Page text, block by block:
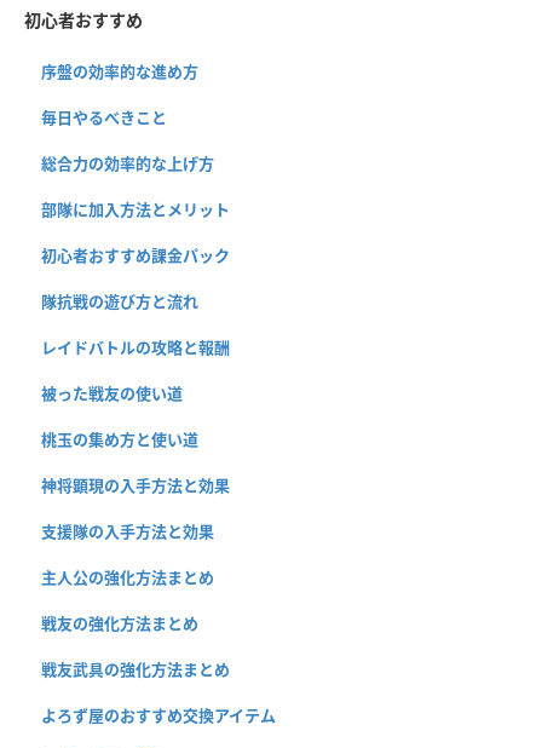
初心者おすすめ
序盤の効率的な進め方
毎日やるべきこと
総合力の効率的な上げ方
部隊に加入方法とメリット
初心者おすすめ課金パック
隊抗戦の遊び方と流れ
レイドバトルの攻略と報酬
被った戦友の使い道
桃玉の集め方と使い道
神将顕現の入手方法と効果
支援隊の入手方法と効果
主人公の強化方法まとめ
戦友の強化方法まとめ
戦友武具の強化方法まとめ
よろず屋のおすすめ交換アイテム